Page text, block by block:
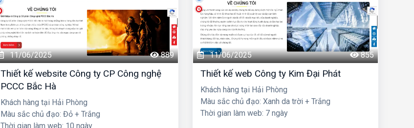
11/06/2025 889
Thiết kế website Công ty CP Công nghệ
PCCC Bắc Hà
Khách hàng tại Hải Phòng
Màu sắc chủ đạo: Đỏ + Trắng
Thời gian làm web: 10 ngày
11/06/2025 855
Thiết kế web Công ty Kim Đại Phát
Khách hàng tại Hải Phòng
Màu sắc chủ đạo: Xanh da trời + Trắng
Thời gian làm web: 7 ngày